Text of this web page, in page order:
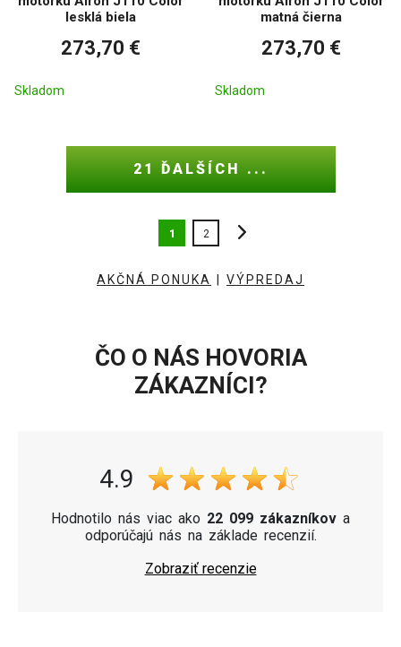
lesklá biela
273,70 €
Skladom
matná čierna
273,70 €
Skladom
21 ĎALŠÍCH ...
1 2
AKČNÁ PONUKA VÝPREDAJ
ČO O NÁS HOVORIA
ZÁKAZNÍCI?
4.9
Hodnotilo nás viac ako 22 099 zákazníkov a
odporúčajú nás na základe recenzií.
Zobraziť recenzie